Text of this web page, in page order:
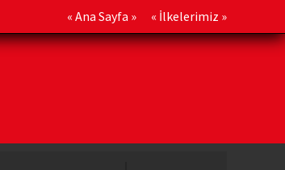
« Ana Sayfa » « İlkelerimiz »